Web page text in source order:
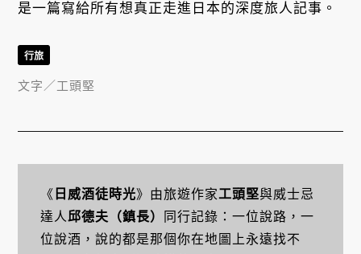
是一篇寫給所有想真正走進日本的深度旅人記事。
《 日威酒徒時光》由旅遊作家工頭堅與威士忌
達人邱德夫（鎮長）
同行記錄：一位說路，一
位說酒，說的都是那個你在地圖上永遠找不
行旅
文字／工頭堅